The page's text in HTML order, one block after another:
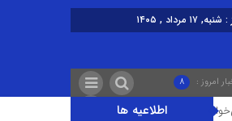
۱۷ مرداد , ۱۴۰۵
امروز : 8
اطلاعیه ها
گرانی؛ خشکشویی‌ ها را هم زمین‌گیر کرد/ افزایش ۱۱۰درصدی قیمت شوینده کاهش۴۰درصدی تقاضا